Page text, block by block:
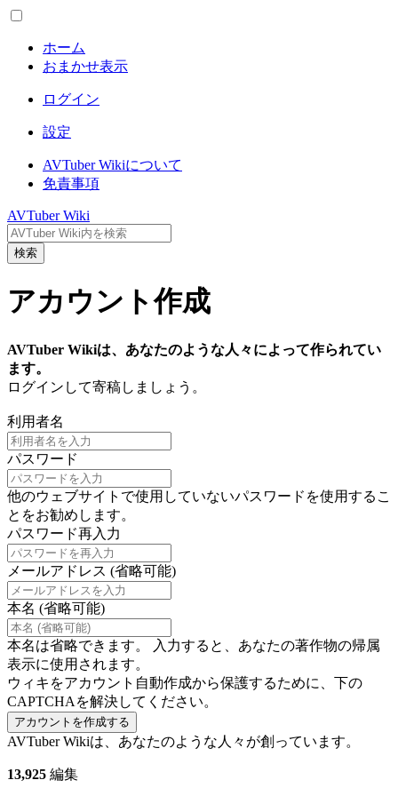
ホーム
おまかせ表示
ログイン
設定
AVTuber Wikiについて
免責事項
AVTuber Wiki
検索
アカウント作成
AVTuber Wikiは、あなたのような人々によって作られてい
ます。
ログインして寄稿しましょう。
利用者名
パスワード
他のウェブサイトで使用していないパスワードを使用するこ
とをお勧めします。
パスワード再入力
メールアドレス (省略可能)
本名 (省略可能)
本名は省略できます。 入力すると、あなたの著作物の帰属
表示に使用されます。
ウィキをアカウント自動作成から保護するために、下の
CAPTCHAを解決してください。
アカウントを作成する
AVTuber Wikiは、あなたのような人々が創っています。
13,925 編集